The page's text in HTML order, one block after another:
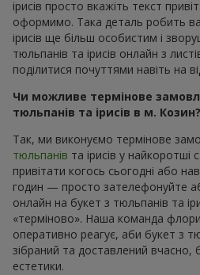
ірисів просто вкажіть текст
оформимо. Така деталь робить
ірисів ще більш особистим і
тюльпанів та ірисів онлайн з
поділитися почуттями навіть на
Чи можливе термінове
тюльпанів та ірисів в м. Козин?
Так, ми виконуємо термінове
тюльпанів та ірисів у
привітати когось сьогодні або
годин — просто зателефонуйте
онлайн на букет з тюльпанів та
«терміново». Наша команда
оперативно реагує, аби букет з
зібраний та доставлений вчасно,
естетики.